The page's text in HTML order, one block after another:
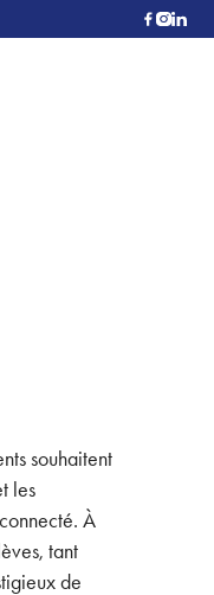
souhaitent
les
À
tant
de